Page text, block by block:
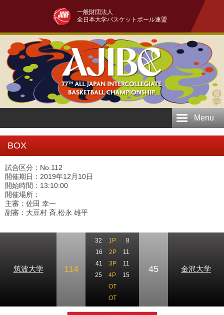
一般財団法人
全日本大学バスケットボール連盟
Menu
BOX
試合区分：No.112
開催期日：2019年12月10日
開始時間：13:10:00
開催場所：
主審：佐田 幸一
副審：大豆村 斉,松永 雄平
筑波大学 114
32 1P
8
16
2P
11
41
3P
11
25
4P
15
OT
OT
45 金沢大学